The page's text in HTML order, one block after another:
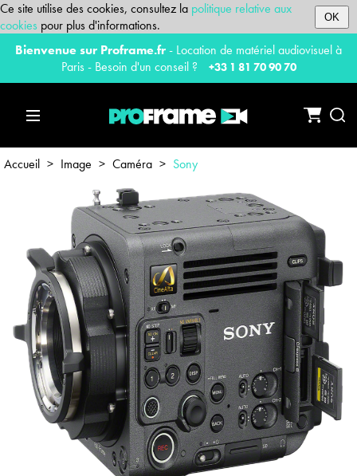
Ce site utilise des cookies, consultez la politique relative aux
cookies pour plus d'informations. OK
Bienvenue sur Proframe.fr- Location de matériel audiovisuel à
Paris - Besoin d'un conseil ?
+33 1 81 70 90 70
Accueil > Image > Caméra > Sony